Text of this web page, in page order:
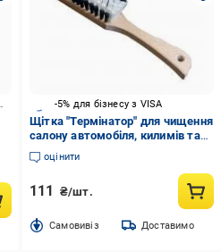
-5% для бізнесу з VISA
Щітка "Термінатор" для чищення
салону автомобіля, килимів та
ворсового покриття"
оцінити
111 ₴/шт.
Cамовивіз Доставимо